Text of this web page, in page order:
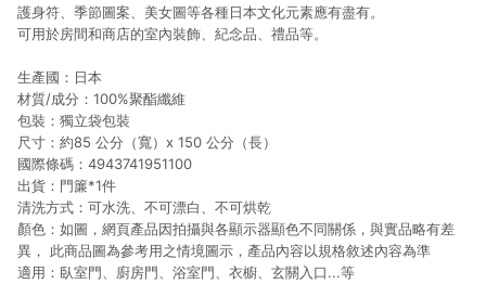
護身符、季節圖案、美女圖等各種日本文化元素應有盡有。
可用於房間和商店的室內裝飾、紀念品、禮品等。
生產國：日本
材質/成分：100%聚酯纖維
包裝：獨立袋包裝
尺寸：約85 公分（寬）x 150 公分（長）
國際條碼：4943741951100
出貨：門簾*1件
清洗方式：可水洗、不可漂白、不可烘乾
顏色：如圖，網頁產品因拍攝與各顯示器顯色不同關係，與實品略有差
異， 此商品圖為參考用之情境圖示，產品內容以規格敘述內容為準
適用：臥室門、廚房門、浴室門、衣櫥、玄關入口...等